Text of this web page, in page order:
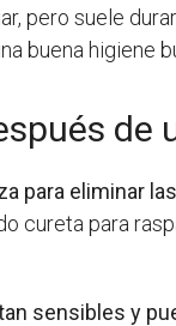
pero suele
buena higiene
de
para eliminar
cureta para
sensibles y